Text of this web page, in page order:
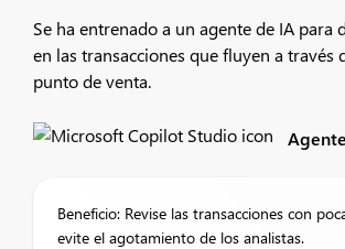
Se ha entrenado a un agente de IA para
en las transacciones que fluyen a través
punto de venta.
Beneficio: Revise las transacciones con
evite el agotamiento de los analistas.